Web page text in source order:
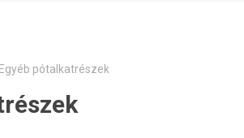
Egyéb pótalkatrészek